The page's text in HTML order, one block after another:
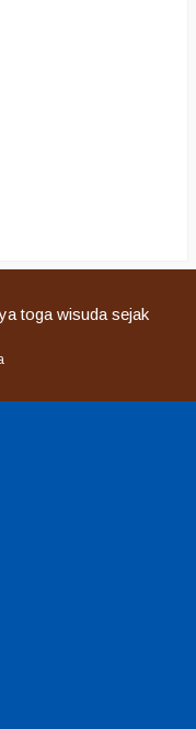
toga wisuda sejak